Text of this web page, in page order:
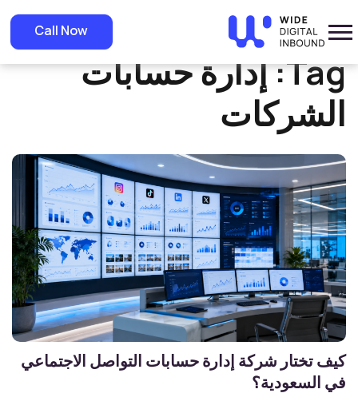
Call Now Home
» إدارة حسابات الشركات
Tag: إدارة حسابات
الشركات
كيف تختار شركة إدارة حسابات التواصل الاجتماعي
في السعودية؟